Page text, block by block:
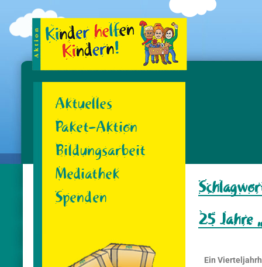
Aktuelles
Paket-Aktion
Bildungsarbeit
Mediathek
Spenden
25 Jahre
Ein